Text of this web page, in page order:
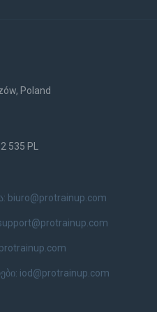
Poland
535 PL
biuro@protrainup.com
iod@protrainup.com